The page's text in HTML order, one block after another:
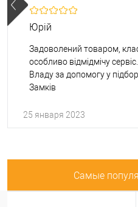
Юрій
Задоволений товаром,
особливо відмідмічу
Владу за допомогу у
Замків
25 января 2023
Самые